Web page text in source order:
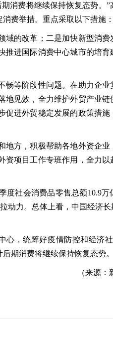
消费将继续保持恢复态势。
费举措。重点采取以下措施：
的改革；二是加快新型消费
推进国际消费中心城市的培
畅等阶段性问题。在助力企
见效，全力维护外贸产业链
促进外贸稳定发展的政策措
方，积极帮助各地外资企业
资项目工作专班作用，全力
社会消费品零售总额10.9万
动力。总体上看，中国经济
心，统筹好疫情防控和经济
期消费将继续保持恢复态势。
（来源：